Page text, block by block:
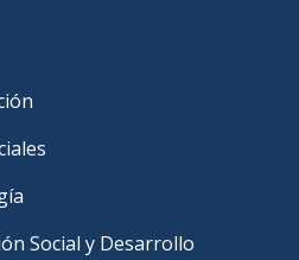
Social y Desarrollo